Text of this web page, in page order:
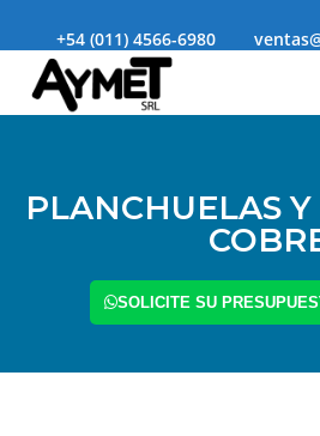
+54 (011) 4566-6980
Alvarez Jonte 4278 Capital
PLANCHUELAS
SOLICITE SU